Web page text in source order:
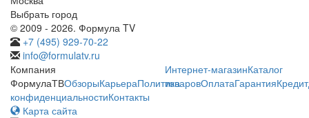
Выбрать город
© 2009 - 2026. Формула TV
+7 (495) 929-70-22
info@formulatv.ru
Компания
ФормулаТВОбзорыКарьераПолитика
конфиденциальностиКонтакты
Интернет-магазинКаталог
товаровОплатаГарантияКредит
Карта сайта